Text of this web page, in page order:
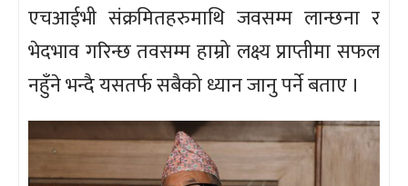
एचआईभी संक्रमितहरुमाथि जवसम्म लान्छना र
भेदभाव गरिन्छ तवसम्म हाम्रो लक्ष्य प्राप्तीमा सफल
नहुँने भन्दै यसतर्फ सबैको ध्यान जानु पर्ने बताए ।